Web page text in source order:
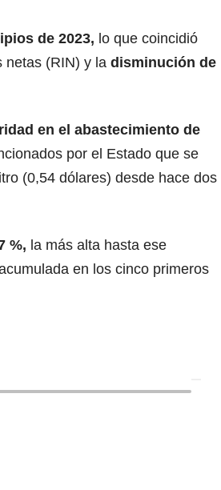
de 2023, lo que coincidió
netas (RIN) y la disminución de
en el abastecimiento de
por el Estado que se
(0,54 dólares) desde hace dos
%, la más alta hasta ese
en los cinco primeros